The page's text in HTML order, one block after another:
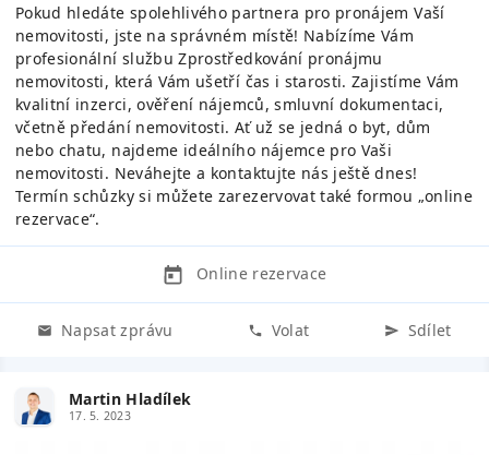
Pokud hledáte spolehlivého partnera pro pronájem Vaší
nemovitosti, jste na správném místě! Nabízíme Vám
profesionální službu Zprostředkování pronájmu
nemovitosti, která Vám ušetří čas i starosti. Zajistíme Vám
kvalitní inzerci, ověření nájemců, smluvní dokumentaci,
včetně předání nemovitosti. Ať už se jedná o byt, dům
nebo chatu, najdeme ideálního nájemce pro Vaši
nemovitosti. Neváhejte a kontaktujte nás ještě dnes!
Termín schůzky si můžete zarezervovat také formou „online
rezervace“.
Online rezervace
Napsat zprávu Volat Sdílet
Martin Hladílek
17. 5. 2023